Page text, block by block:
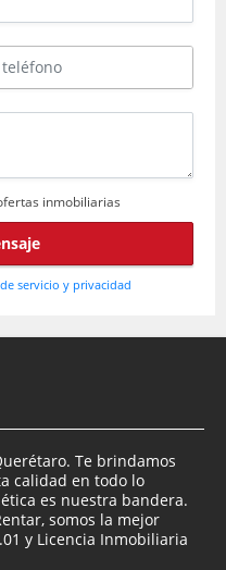
inmobiliarias
servicio y privacidad
Te brindamos
calidad en todo lo
es nuestra bandera.
somos la mejor
y Licencia Inmobiliaria